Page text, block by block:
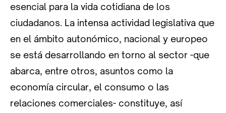
esencial para la vida cotidiana de los
ciudadanos. La intensa actividad legislativa que
en el ámbito autonómico, nacional y europeo
se está desarrollando en torno al sector -que
abarca, entre otros, asuntos como la
economía circular, el consumo o las
relaciones comerciales- constituye, así